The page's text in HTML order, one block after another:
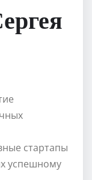
стартапы
успешному